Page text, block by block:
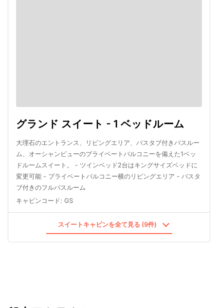
グランド スイート - 1 ベッドルーム
大理石のエントランス、リビングエリア、バスタブ付きバスルー
ム、オーシャンビューのプライベートバルコニーを備えた1ベッ
ドルームスイート。 - ツインベッド2台はキングサイズベッドに
変更可能 - プライベートバルコニー横のリビングエリア - バスタ
ブ付きのフルバスルーム
キャビンコード: GS
スイートキャビンを全て見る (9件)